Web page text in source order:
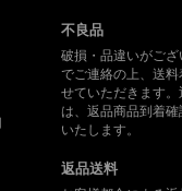
不良品
破損・品違いがご
でご連絡の上、送
せていただきます
は、返品商品到着
いたします。
返品送料